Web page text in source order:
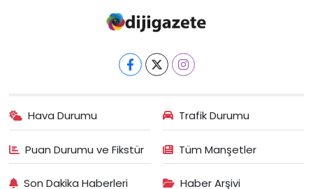
Hava Durumu Trafik Durumu
Puan Durumu ve Fikstür Tüm Manşetler
Son Dakika Haberleri Haber Arşivi